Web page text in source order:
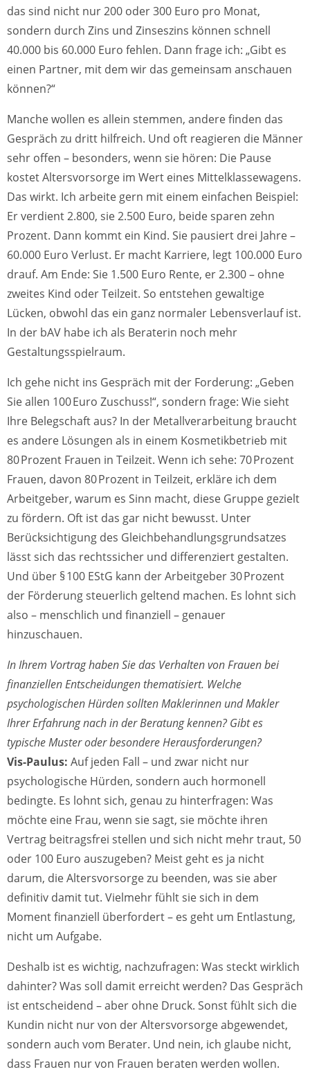
das sind nicht nur 200 oder 300 Euro pro Monat,
sondern durch Zins und Zinseszins können schnell
40.000 bis 60.000 Euro fehlen. Dann frage ich: „Gibt es
einen Partner, mit dem wir das gemeinsam anschauen
können?“
Manche wollen es allein stemmen, andere finden das
Gespräch zu dritt hilfreich. Und oft reagieren die Männer
sehr offen – besonders, wenn sie hören: Die Pause
kostet Altersvorsorge im Wert eines Mittelklassewagens.
Das wirkt. Ich arbeite gern mit einem einfachen Beispiel:
Er verdient 2.800, sie 2.500 Euro, beide sparen zehn
Prozent. Dann kommt ein Kind. Sie pausiert drei Jahre –
60.000 Euro Verlust. Er macht Karriere, legt 100.000 Euro
drauf. Am Ende: Sie 1.500 Euro Rente, er 2.300 – ohne
zweites Kind oder Teilzeit. So entstehen gewaltige
Lücken, obwohl das ein ganz normaler Lebensverlauf ist.
In der bAV habe ich als Beraterin noch mehr
Gestaltungsspielraum.
Ich gehe nicht ins Gespräch mit der Forderung: „Geben
Sie allen 100 Euro Zuschuss!“, sondern frage: Wie sieht
Ihre Belegschaft aus? In der Metallverarbeitung braucht
es andere Lösungen als in einem Kosmetikbetrieb mit
80 Prozent Frauen in Teilzeit. Wenn ich sehe: 70 Prozent
Frauen, davon 80 Prozent in Teilzeit, erkläre ich dem
Arbeitgeber, warum es Sinn macht, diese Gruppe gezielt
zu fördern. Oft ist das gar nicht bewusst. Unter
Berücksichtigung des Gleichbehandlungsgrundsatzes
lässt sich das rechtssicher und differenziert gestalten.
Und über § 100 EStG kann der Arbeitgeber 30 Prozent
der Förderung steuerlich geltend machen. Es lohnt sich
also – menschlich und finanziell – genauer
hinzuschauen.
In Ihrem Vortrag haben Sie das Verhalten von Frauen bei
finanziellen Entscheidungen thematisiert. Welche
psychologischen Hürden sollten Maklerinnen und Makler
Ihrer Erfahrung nach in der Beratung kennen? Gibt es
typische Muster oder besondere Herausforderungen?
Vis-Paulus: Auf jeden Fall – und zwar nicht nur
psychologische Hürden, sondern auch hormonell
bedingte. Es lohnt sich, genau zu hinterfragen: Was
möchte eine Frau, wenn sie sagt, sie möchte ihren
Vertrag beitragsfrei stellen und sich nicht mehr traut, 50
oder 100 Euro auszugeben? Meist geht es ja nicht
darum, die Altersvorsorge zu beenden, was sie aber
definitiv damit tut. Vielmehr fühlt sie sich in dem
Moment finanziell überfordert – es geht um Entlastung,
nicht um Aufgabe.
Deshalb ist es wichtig, nachzufragen: Was steckt wirklich
dahinter? Was soll damit erreicht werden? Das Gespräch
ist entscheidend – aber ohne Druck. Sonst fühlt sich die
Kundin nicht nur von der Altersvorsorge abgewendet,
sondern auch vom Berater. Und nein, ich glaube nicht,
dass Frauen nur von Frauen beraten werden wollen.